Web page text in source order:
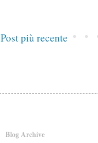
Post più recente
Blog Archive